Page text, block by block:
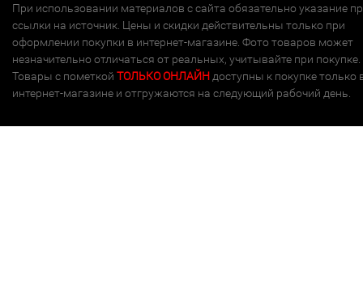
При использовании материалов с сайта обязательно указание
ссылки на источник. Цены и скидки действительны только при
оформлении покупки в интернет-магазине. Фото товаров может
незначительно отличаться от реальных, учитывайте при покупке.
Товары с пометкой ТОЛЬКО ОНЛАЙН доступны к покупке только
интернет-магазине и отгружаются на следующий рабочий день.